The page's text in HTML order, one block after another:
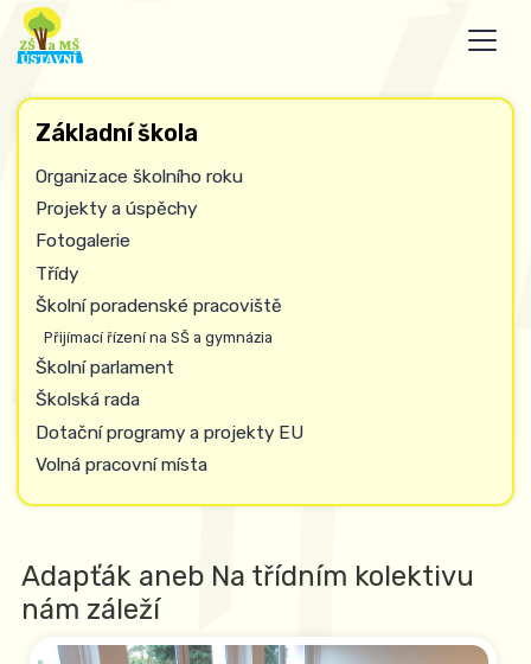
Základní škola
Organizace školního roku
Projekty a úspěchy
Fotogalerie
Třídy
Školní poradenské pracoviště
Přijímací řízení na SŠ a gymnázia
Školní parlament
Školská rada
Dotační programy a projekty EU
Volná pracovní místa
Adapťák aneb Na třídním kolektivu
nám záleží